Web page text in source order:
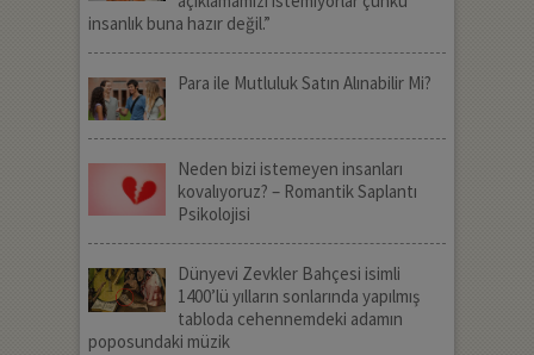
insanlık buna hazır değil.”
Para ile Mutluluk Satın Alınabilir Mi?
Neden bizi istemeyen insanları
kovalıyoruz? – Romantik Saplantı
Psikolojisi
Dünyevi Zevkler Bahçesi isimli
1400’lü yılların sonlarında yapılmış
tabloda cehennemdeki adamın
poposundaki müzik